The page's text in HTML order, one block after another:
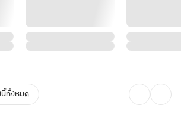
นี้ทั้งหมด